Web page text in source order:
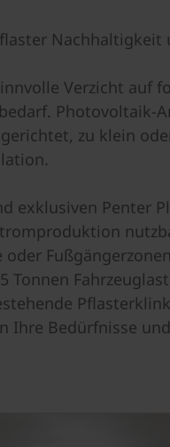
Verzicht auf
Photovoltaik-
zu klein
exklusiven Penter
oder
Tonnen
Ihre Bedürfnisse